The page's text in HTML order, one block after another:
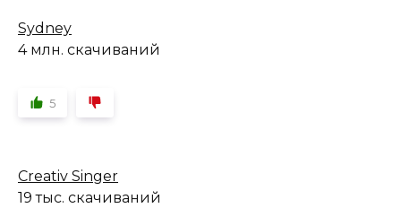
Sydney
4 млн. скачиваний
5
Creativ Singer
19 тыс. скачиваний